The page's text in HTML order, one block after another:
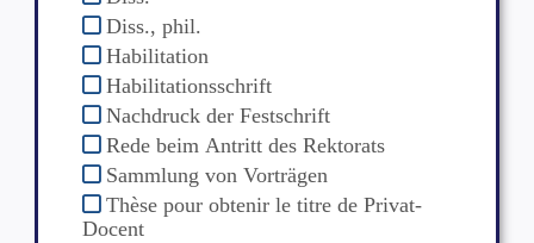
Diss., phil.
Habilitation
Habilitationsschrift
Nachdruck der Festschrift
Rede beim Antritt des Rektorats
Sammlung von Vorträgen
Thèse pour obtenir le titre de Privat-
Docent